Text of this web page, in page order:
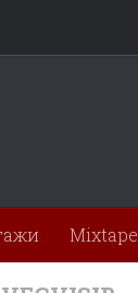
Mixtape